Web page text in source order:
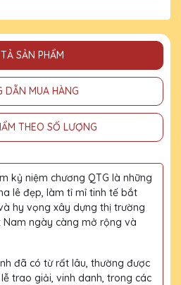
SẢN PHẨM
DẪN MUA HÀNG
THEO SỐ LƯỢNG
kỷ niệm chương QTG là những
lê đẹp, làm tỉ mỉ tinh tế bắt
hy vọng xây dựng thị trường
ngày càng mở rộng và
đã có từ rất lâu, thường được
trao giải, vinh danh, trong các